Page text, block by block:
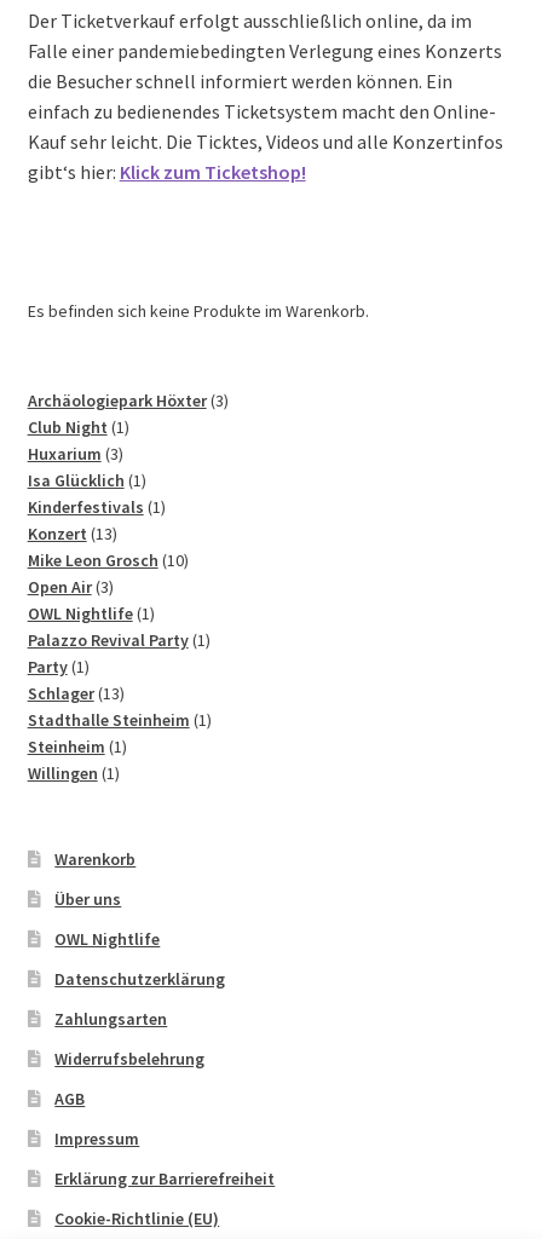
Der Ticketverkauf erfolgt ausschließlich online, da im
Falle einer pandemiebedingten Verlegung eines Konzerts
die Besucher schnell informiert werden können. Ein
einfach zu bedienendes Ticketsystem macht den Online-
Kauf sehr leicht. Die Ticktes, Videos und alle Konzertinfos
gibt‘s hier: Klick zum Ticketshop!
Es befinden sich keine Produkte im Warenkorb.
Archäologiepark Höxter 33
Club Night 11
Huxarium 33
Produkte
Isa Glücklich 11
Produkt
Kinderfestivals 11
Konzert 1313
Produkte
Mike Leon Grosch 1010
Open Air 33
Produkte
OWL Nightlife 11
Produkt
Palazzo Revival Party 11
Party 11
Produkt
Schlager 1313
Produkte
Stadthalle Steinheim 11
Steinheim 11
Willingen 11
Warenkorb
Über uns
OWL Nightlife
Datenschutzerklärung
Zahlungsarten
Widerrufsbelehrung
AGB
Impressum
Erklärung zur Barrierefreiheit
Cookie-Richtlinie (EU)